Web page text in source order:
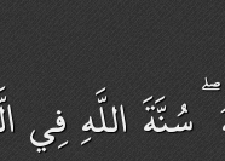
اللَّهِ فِي